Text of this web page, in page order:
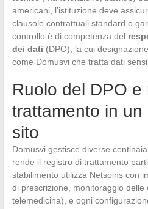
americani, l’istituzione deve
clausole contrattuali standard o
controllo è di competenza del
dei dati (DPO), la cui
come Domusvi che tratta dati
Ruolo del DPO e
trattamento in un
sito
Domusvi gestisce diverse
rende il registro di trattamento
stabilimento utilizza Netsoins con
di prescrizione, monitoraggio delle
telemedicina), e ogni